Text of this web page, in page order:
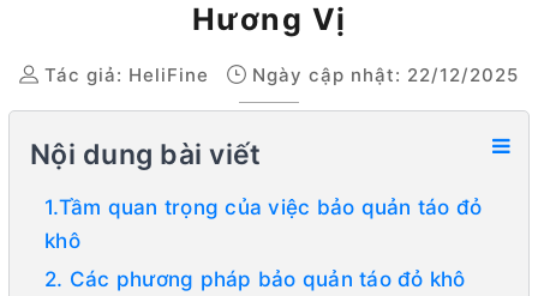
Hương Vị
Tác giả: HeliFine Ngày cập nhật: 22/12/2025
Nội dung bài viết
1.Tầm quan trọng của việc bảo quản táo đỏ
khô
2. Các phương pháp bảo quản táo đỏ khô